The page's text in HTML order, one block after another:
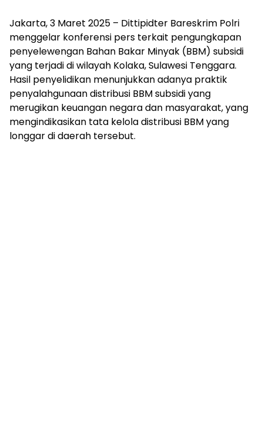
Jakarta, 3 Maret 2025 – Dittipidter Bareskrim Polri
menggelar konferensi pers terkait pengungkapan
penyelewengan Bahan Bakar Minyak (BBM) subsidi
yang terjadi di wilayah Kolaka, Sulawesi Tenggara.
Hasil penyelidikan menunjukkan adanya praktik
penyalahgunaan distribusi BBM subsidi yang
merugikan keuangan negara dan masyarakat, yang
mengindikasikan tata kelola distribusi BBM yang
longgar di daerah tersebut.